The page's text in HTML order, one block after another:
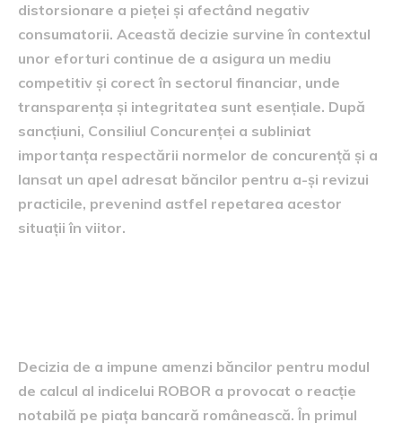
distorsionare a pieței și afectând negativ
consumatorii. Această decizie survine în contextul
unor eforturi continue de a asigura un mediu
competitiv și corect în sectorul financiar, unde
transparența și integritatea sunt esențiale. După
sancțiuni, Consiliul Concurenței a subliniat
importanța respectării normelor de concurență și a
lansat un apel adresat băncilor pentru a-și revizui
practicile, prevenind astfel repetarea acestor
situații în viitor.
Decizia de a impune amenzi băncilor pentru modul
de calcul al indicelui ROBOR a provocat o reacție
notabilă pe piața bancară românească. În primul